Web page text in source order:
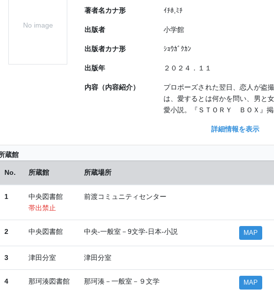
No image
著者名カナ形 ｲﾁﾎ,ﾐﾁ
出版者 小学館
出版者カナ形 ｼｮｳｶﾞｸｶﾝ
出版年 ２０２４．１１
内容（内容紹介）
プロポーズされた翌日、恋人が盗
は、愛するとは何かを問い、男と
愛小説。『ＳＴＯＲＹ ＢＯＸ』掲
詳細情報を表示
蔵館
No. 所蔵館 所蔵場所
1
中央図書館
帯出禁止
前渡コミュニティセンター
2 中央図書館 中央-一般室－9文学-日本-小説 MAP
3 津田分室 津田分室
4 那珂湊図書館 那珂湊－一般室－９文学 MAP